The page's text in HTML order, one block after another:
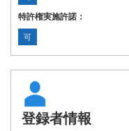
特許権実施許諾：
可
登録者情報